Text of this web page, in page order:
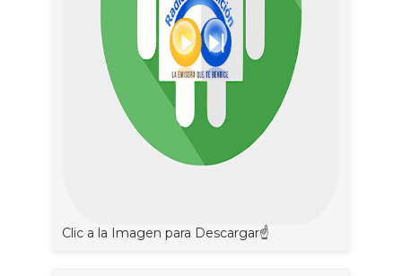
Clic a la Imagen para Descargar☝